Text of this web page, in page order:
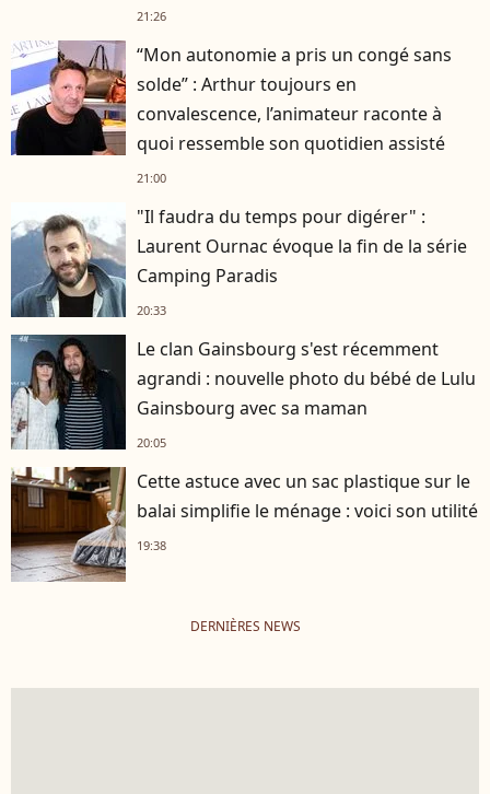
21:26
“Mon autonomie a pris un congé sans
solde” : Arthur toujours en
convalescence, l’animateur raconte à
quoi ressemble son quotidien assisté
21:00
"Il faudra du temps pour digérer" :
Laurent Ournac évoque la fin de la série
Camping Paradis
20:33
Le clan Gainsbourg s'est récemment
agrandi : nouvelle photo du bébé de Lulu
Gainsbourg avec sa maman
20:05
Cette astuce avec un sac plastique sur le
balai simplifie le ménage : voici son utilité
19:38
DERNIÈRES NEWS